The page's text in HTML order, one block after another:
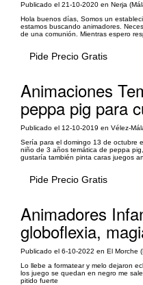
Publicado el 21-10-2020 en Nerja
Hola buenos días, Somos un
estamos buscando animadores.
de una comunión. Mientras espero
Pide Precio Gratis
Animaciones
peppa pig para
Publicado el 12-10-2019 en Vélez-
Sería para el domingo 13 de octubre
niño de 3 años temática de peppa
gustaría también pinta caras juegos
Pide Precio Gratis
Animadores
globoflexia,
Publicado el 6-10-2022 en El Morche
Lo llebe a formatear y melo dejaron
los juego se quedan en negro me
pitido fuerte